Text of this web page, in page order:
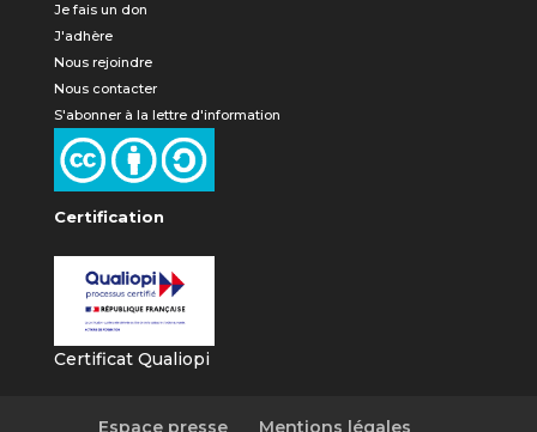
Je fais un don
J'adhère
Nous rejoindre
Nous contacter
S'abonner à la lettre d'information
Certification
Certificat Qualiopi
Espace presse Mentions légales